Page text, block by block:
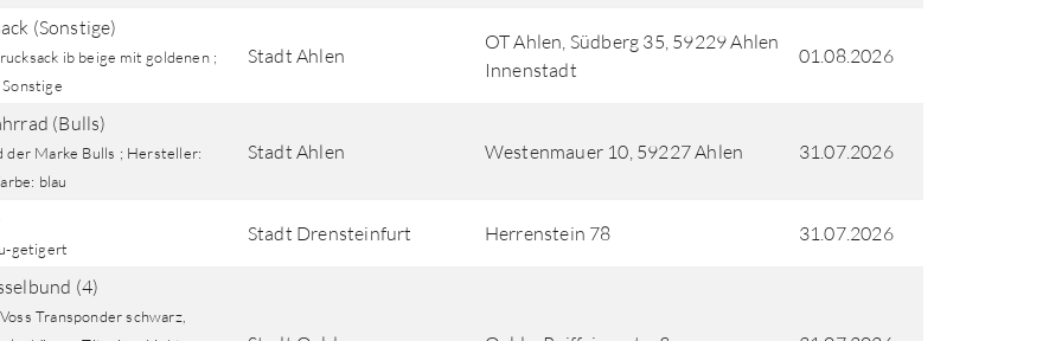
(Sonstige)
ib beige mit goldenen ;
Stadt Ahlen
OT Ahlen, Südberg 35, 59229 Ahlen
Innenstadt
01.08.2026
(Bulls)
der Marke Bulls ; Hersteller:
blau
Stadt Ahlen Westenmauer 10, 59227 Ahlen 31.07.2026
getigert
Stadt Drensteinfurt Herrenstein 78 31.07.2026
(4)
Transponder schwarz,